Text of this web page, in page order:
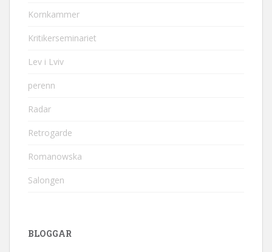
Kornkammer
Kritikerseminariet
Lev i Lviv
perenn
Radar
Retrogarde
Romanowska
Salongen
BLOGGAR